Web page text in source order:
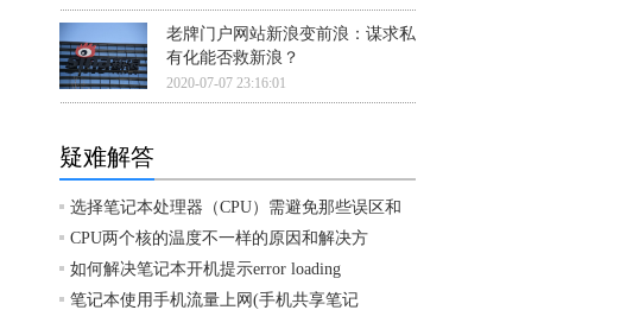
老牌门户网站新浪变前浪：谋求私
有化能否救新浪？
2020-07-07 23:16:01
疑难解答
选择笔记本处理器（CPU）需避免那些误区和
CPU两个核的温度不一样的原因和解决方
如何解决笔记本开机提示error loading
笔记本使用手机流量上网(手机共享笔记